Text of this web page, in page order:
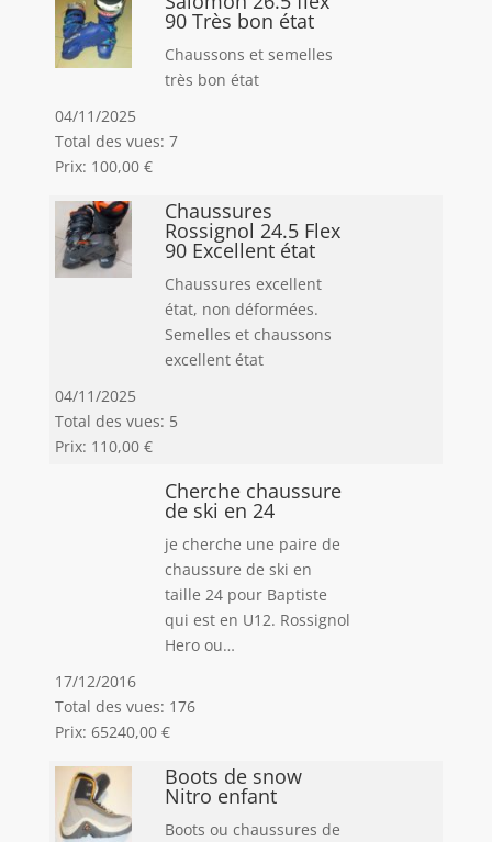
90 Très bon état
Chaussons et semelles
très bon état
04/11/2025
Total des vues: 7
Prix: 100,00 €
Chaussures
Rossignol 24.5 Flex
90 Excellent état
Chaussures excellent
état, non déformées.
Semelles et chaussons
excellent état
04/11/2025
Total des vues: 5
Prix: 110,00 €
Cherche chaussure
de ski en 24
je cherche une paire de
chaussure de ski en
taille 24 pour Baptiste
qui est en U12. Rossignol
Hero ou…
17/12/2016
Total des vues: 176
Prix: 65240,00 €
Boots de snow
Nitro enfant
Boots ou chaussures de